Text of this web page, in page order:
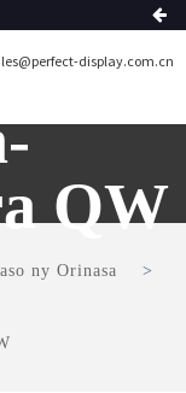
display.com.cn
QW
ny Orinasa